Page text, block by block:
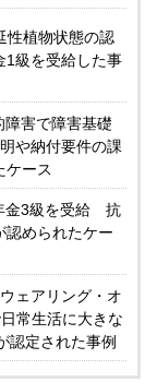
性植物状態の認
1級を受給した事
害で障害基礎
や納付要件の課
ケース
金3級を受給 抗
認められたケー
ェアリング・オ
常生活に大きな
定された事例